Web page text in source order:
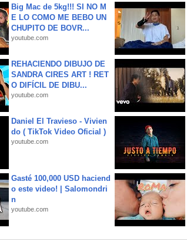
Big Mac de 5kg!!! SI NO M
E LO COMO ME BEBO UN
CHUPITO DE BOVR...
youtube.com
REHACIENDO DIBUJO DE
SANDRA CIRES ART ! RET
O DIFÍCIL DE DIBU...
youtube.com
Daniel El Travieso - Vivien
do ( TikTok Video Oficial )
youtube.com
Gasté 100,000 USD haciend
o este video! | Salomondri
n
youtube.com